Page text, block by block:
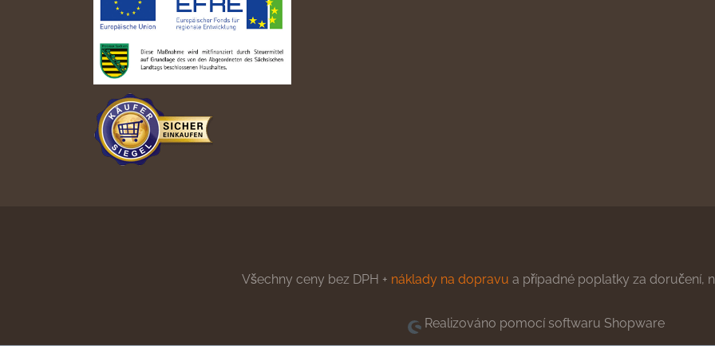
Všechny ceny bez DPH + náklady na dopravu a případné poplatky za doručení,
Realizováno pomocí softwaru Shopware